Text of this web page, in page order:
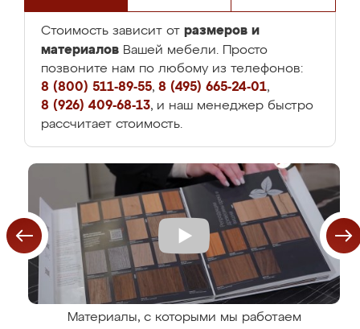
Стоимость зависит от размеров и
материалов Вашей мебели. Просто
позвоните нам по любому из телефонов:
8 (800) 511-89-55, 8 (495) 665-24-01,
8 (926) 409-68-13, и наш менеджер быстро
рассчитает стоимость.
Материалы, с которыми мы работаем